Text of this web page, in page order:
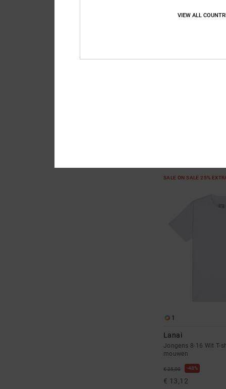
SALE ON SALE 25%
1
Lanai
Jongens 8-16 Wit T-
mouwen
€ 25,00 48%
€ 13,12
VIEW ALL